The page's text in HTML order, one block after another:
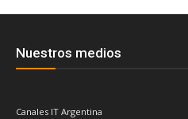
Nuestros medios
Canales IT Argentina